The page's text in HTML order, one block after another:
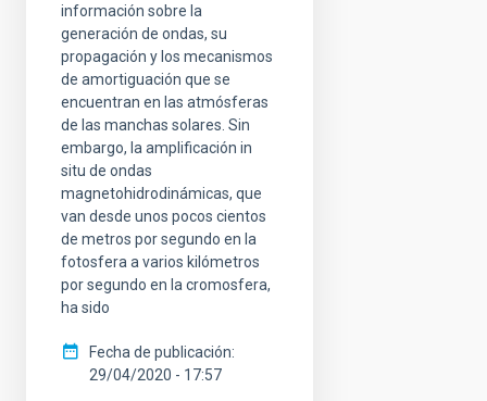
información sobre la
generación de ondas, su
propagación y los mecanismos
de amortiguación que se
encuentran en las atmósferas
de las manchas solares. Sin
embargo, la amplificación in
situ de ondas
magnetohidrodinámicas, que
van desde unos pocos cientos
de metros por segundo en la
fotosfera a varios kilómetros
por segundo en la cromosfera,
ha sido
Fecha de publicación
29/04/2020 - 17:57